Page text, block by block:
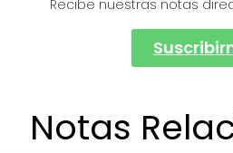
Recibe nuestras notas
Notas